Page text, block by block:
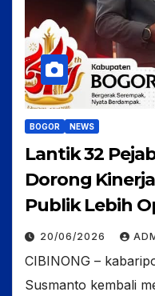
BOGOR NEWS
Lantik 32
Dorong
Publik Lebih
20/06/2026
CIBINONG –
Susmanto kembali